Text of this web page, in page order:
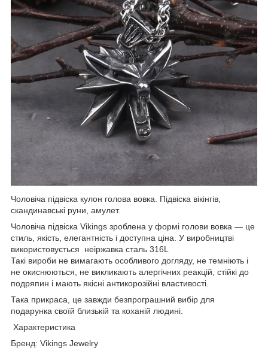
Чоловіча підвіска кулон голова вовка. Підвіска вікінгів,
скандинавські руни, амулет.
Чоловіча підвіска Vikings зроблена у формі голови вовка — це
стиль, якість, елегантність і доступна ціна. У виробництві
використовується неіржавка сталь 316L
Такі вироби не вимагають особливого догляду, не темніють і
не окиснюються, не викликають алергічних реакцій, стійкі до
подряпин і мають якісні антикорозійні властивості.
Така прикраса, це завжди безпрограшний вибір для
подарунка своїй близькій та коханій людині.
Характеристика
Бренд: Vikings Jewelry